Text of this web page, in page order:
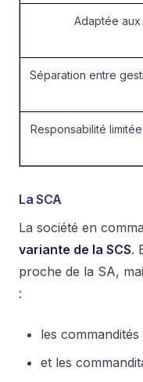
Adaptée aux
Séparation entre
Responsabilité
La SCA
La société en
variante de la SCS.
proche de la SA,
:
les
et les